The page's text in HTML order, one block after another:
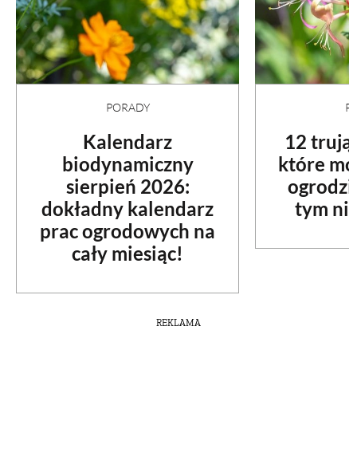
PORADY
Kalendarz
biodynamiczny
sierpień 2026:
dokładny kalendarz
prac ogrodowych na
cały miesiąc!
12
które
tym
REKLAMA
PRZETWORY
INNE